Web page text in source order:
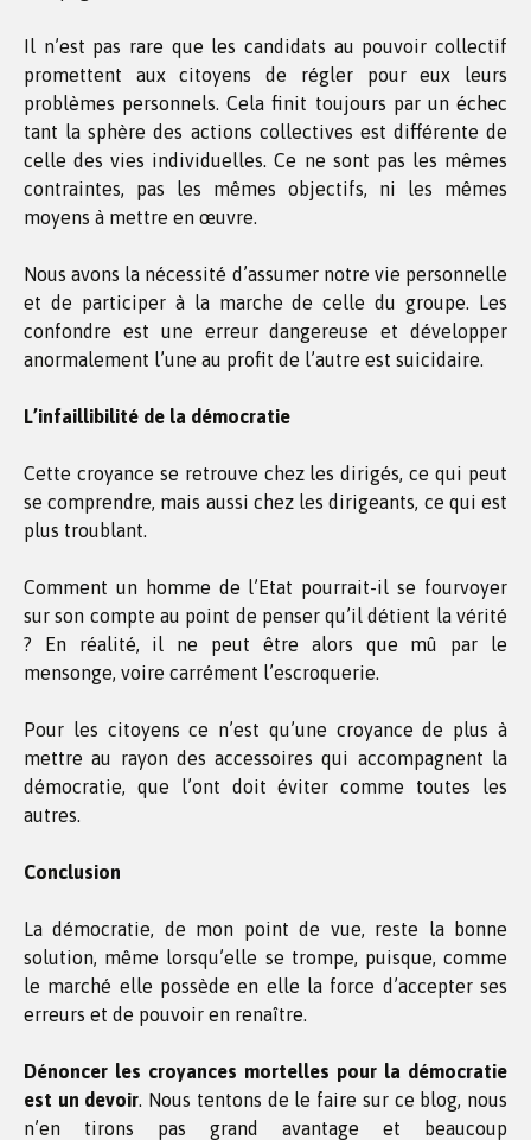
Il n’est pas rare que les candidats au pouvoir collectif
promettent aux citoyens de régler pour eux leurs
problèmes personnels. Cela finit toujours par un échec
tant la sphère des actions collectives est différente de
celle des vies individuelles. Ce ne sont pas les mêmes
contraintes, pas les mêmes objectifs, ni les mêmes
moyens à mettre en œuvre.
Nous avons la nécessité d’assumer notre vie personnelle
et de participer à la marche de celle du groupe. Les
confondre est une erreur dangereuse et développer
anormalement l’une au profit de l’autre est suicidaire.
L’infaillibilité de la démocratie
Cette croyance se retrouve chez les dirigés, ce qui peut
se comprendre, mais aussi chez les dirigeants, ce qui est
plus troublant.
Comment un homme de l’Etat pourrait-il se fourvoyer
sur son compte au point de penser qu’il détient la vérité
? En réalité, il ne peut être alors que mû par le
mensonge, voire carrément l’escroquerie.
Pour les citoyens ce n’est qu’une croyance de plus à
mettre au rayon des accessoires qui accompagnent la
démocratie, que l’ont doit éviter comme toutes les
autres.
Conclusion
La démocratie, de mon point de vue, reste la bonne
solution, même lorsqu’elle se trompe, puisque, comme
le marché elle possède en elle la force d’accepter ses
erreurs et de pouvoir en renaître.
Dénoncer les croyances mortelles pour la démocratie
est un devoir. Nous tentons de le faire sur ce blog, nous
n’en tirons pas grand avantage et beaucoup